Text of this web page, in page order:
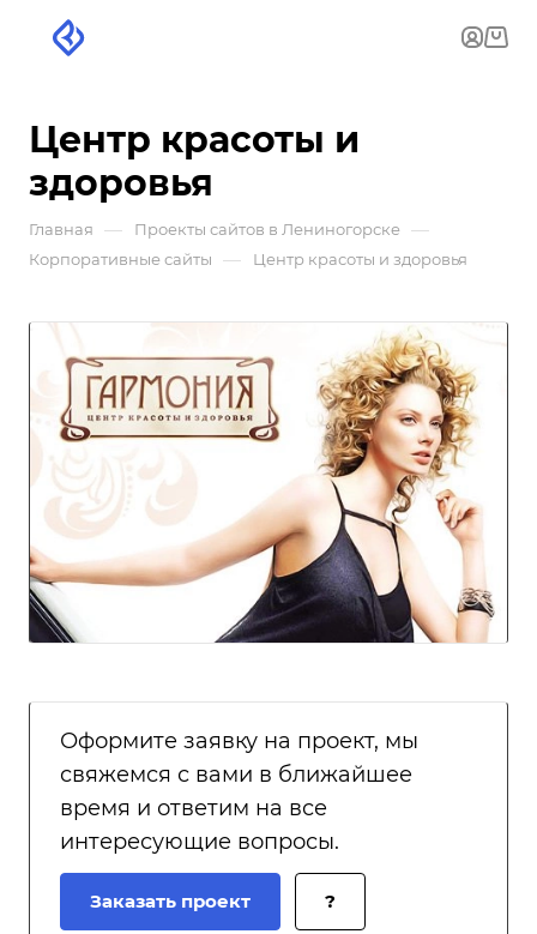
Центр красоты и
здоровья
Главная — Проекты сайтов в Лениногорске —
Корпоративные сайты — Центр красоты и здоровья
Оформите заявку на проект, мы
свяжемся с вами в ближайшее
время и ответим на все
интересующие вопросы.
Заказать проект ?